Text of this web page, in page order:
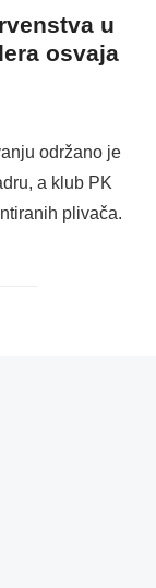
u
osvaja
održano je
a klub PK
plivača.